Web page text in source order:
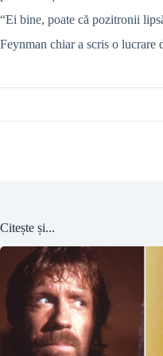
“Ei bine, poate că pozitronii
Feynman chiar a scris o lucrare
Citește și...